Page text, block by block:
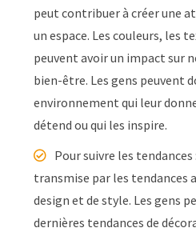
peut contribuer à créer une
un espace. Les couleurs, les
peuvent avoir un impact sur
bien-être. Les gens peuvent
environnement qui leur
détend ou qui les inspire.
Pour suivre les
transmise par les tendances
design et de style. Les gens
dernières tendances de